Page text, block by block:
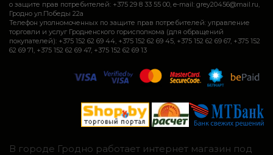
о защите прав потребителей: +375 29 8 33 55 00, e-mail: grey20456@mail.ru,
Гродно ул.Победы 22а
Телефон уполномоченных по защите прав потребителей: управление
торговли и услуг Гродненского горисполкома (для обращений
покупателей): +375 152 62 69 44, +375 152 62 69 45, +375 152 62 69 67, +375 152
62 69 71, +375 152 62 69 47, +375 152 62 69 13
В городе Гродно работает интернет магазин под